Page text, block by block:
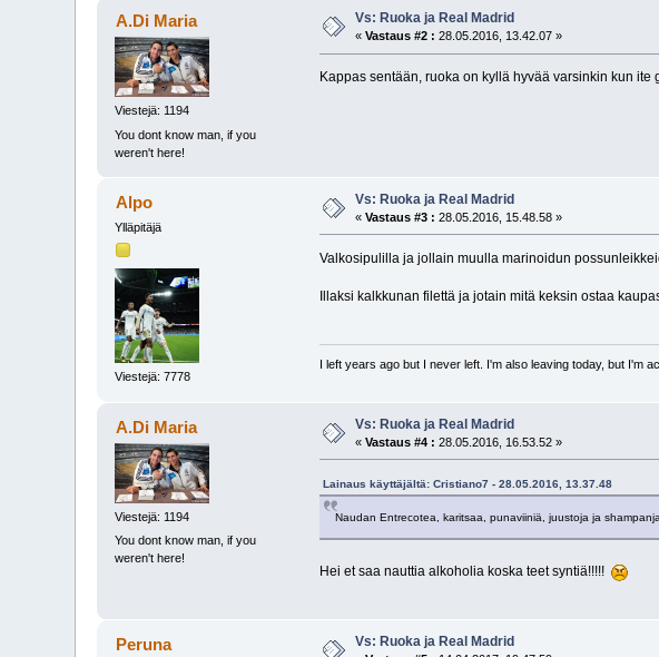
A.Di Maria
Viestejä: 1194
You dont know man, if you
weren't here!
Vs: Ruoka ja Real Madrid
«Vastaus #2 : 28.05.2016, 13.42.07 »
Kappas sentään, ruoka on kyllä hyvää varsinkin kun ite
Alpo
Ylläpitäjä
Viestejä: 7778
Vs: Ruoka ja Real Madrid
«Vastaus #3 : 28.05.2016, 15.48.58 »
Valkosipulilla ja jollain muulla marinoidun
Illaksi kalkkunan filettä ja jotain mitä keksin ostaa
I left years ago but I never left. I'm also leaving today, but
A.Di Maria
Viestejä: 1194
You dont know man, if you
weren't here!
Vs: Ruoka ja Real Madrid
«Vastaus #4 : 28.05.2016, 16.53.52 »
Lainaus käyttäjältä: Cristiano7 - 28.05.2016, 13.37.48
Naudan Entrecotea, karitsaa, punaviiniä, juustoja ja
Hei et saa nauttia alkoholia koska teet syntiä!!!!!
Peruna Vs: Ruoka ja Real Madrid